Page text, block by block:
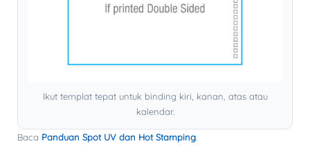
Ikut templat tepat untuk binding kiri, kanan, atas atau
kalendar.
Baca Panduan Spot UV dan Hot Stamping